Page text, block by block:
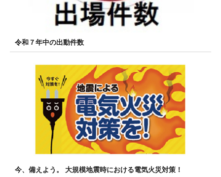
令和７年中の出動件数
今、備えよう。 大規模地震時における電気火災対策！